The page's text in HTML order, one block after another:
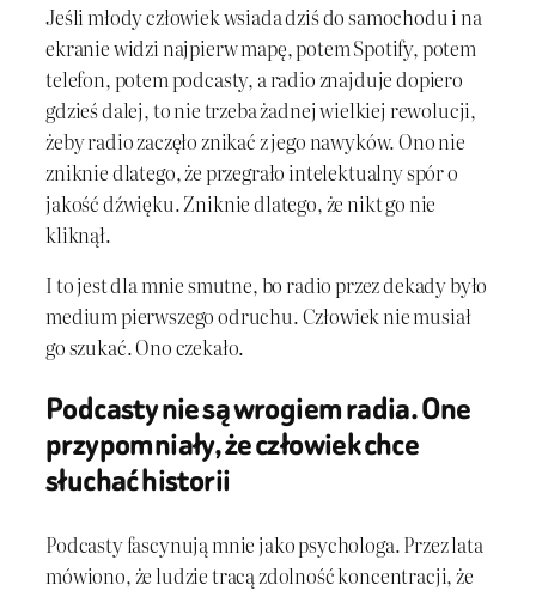
Jeśli młody człowiek wsiada dziś do samochodu i na
ekranie widzi najpierw mapę, potem Spotify, potem
telefon, potem podcasty, a radio znajduje dopiero
gdzieś dalej, to nie trzeba żadnej wielkiej rewolucji,
żeby radio zaczęło znikać z jego nawyków. Ono nie
zniknie dlatego, że przegrało intelektualny spór o
jakość dźwięku. Zniknie dlatego, że nikt go nie
kliknął.
I to jest dla mnie smutne, bo radio przez dekady było
medium pierwszego odruchu. Człowiek nie musiał
go szukać. Ono czekało.
Podcasty nie są wrogiem radia. One
przypomniały, że człowiek chce
słuchać historii
Podcasty fascynują mnie jako psychologa. Przez lata
mówiono, że ludzie tracą zdolność koncentracji, że